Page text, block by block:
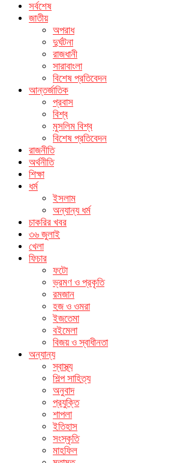
সর্বশেষ
জাতীয়
অপরাধ
দুর্ঘটনা
রাজধানী
সারাবাংলা
বিশেষ প্রতিবেদন
আন্তর্জাতিক
প্রবাস
বিশ্ব
মুসলিম বিশ্ব
বিশেষ প্রতিবেদন
রাজনীতি
অর্থনীতি
শিক্ষা
ধর্ম
ইসলাম
অন্যান্য ধর্ম
চাকরির খবর
৩৬ জুলাই
খেলা
ফিচার
ফটো
ভ্রমণ ও প্রকৃতি
রমজান
হজ ও ওমরা
ইজতেমা
বইমেলা
বিজয় ও স্বাধীনতা
অন্যান্য
স্বাস্থ্য
শিল্প সাহিত্য
অনুবাদ
প্রযুক্তি
শাপলা
ইতিহাস
সংস্কৃতি
মাহফিল